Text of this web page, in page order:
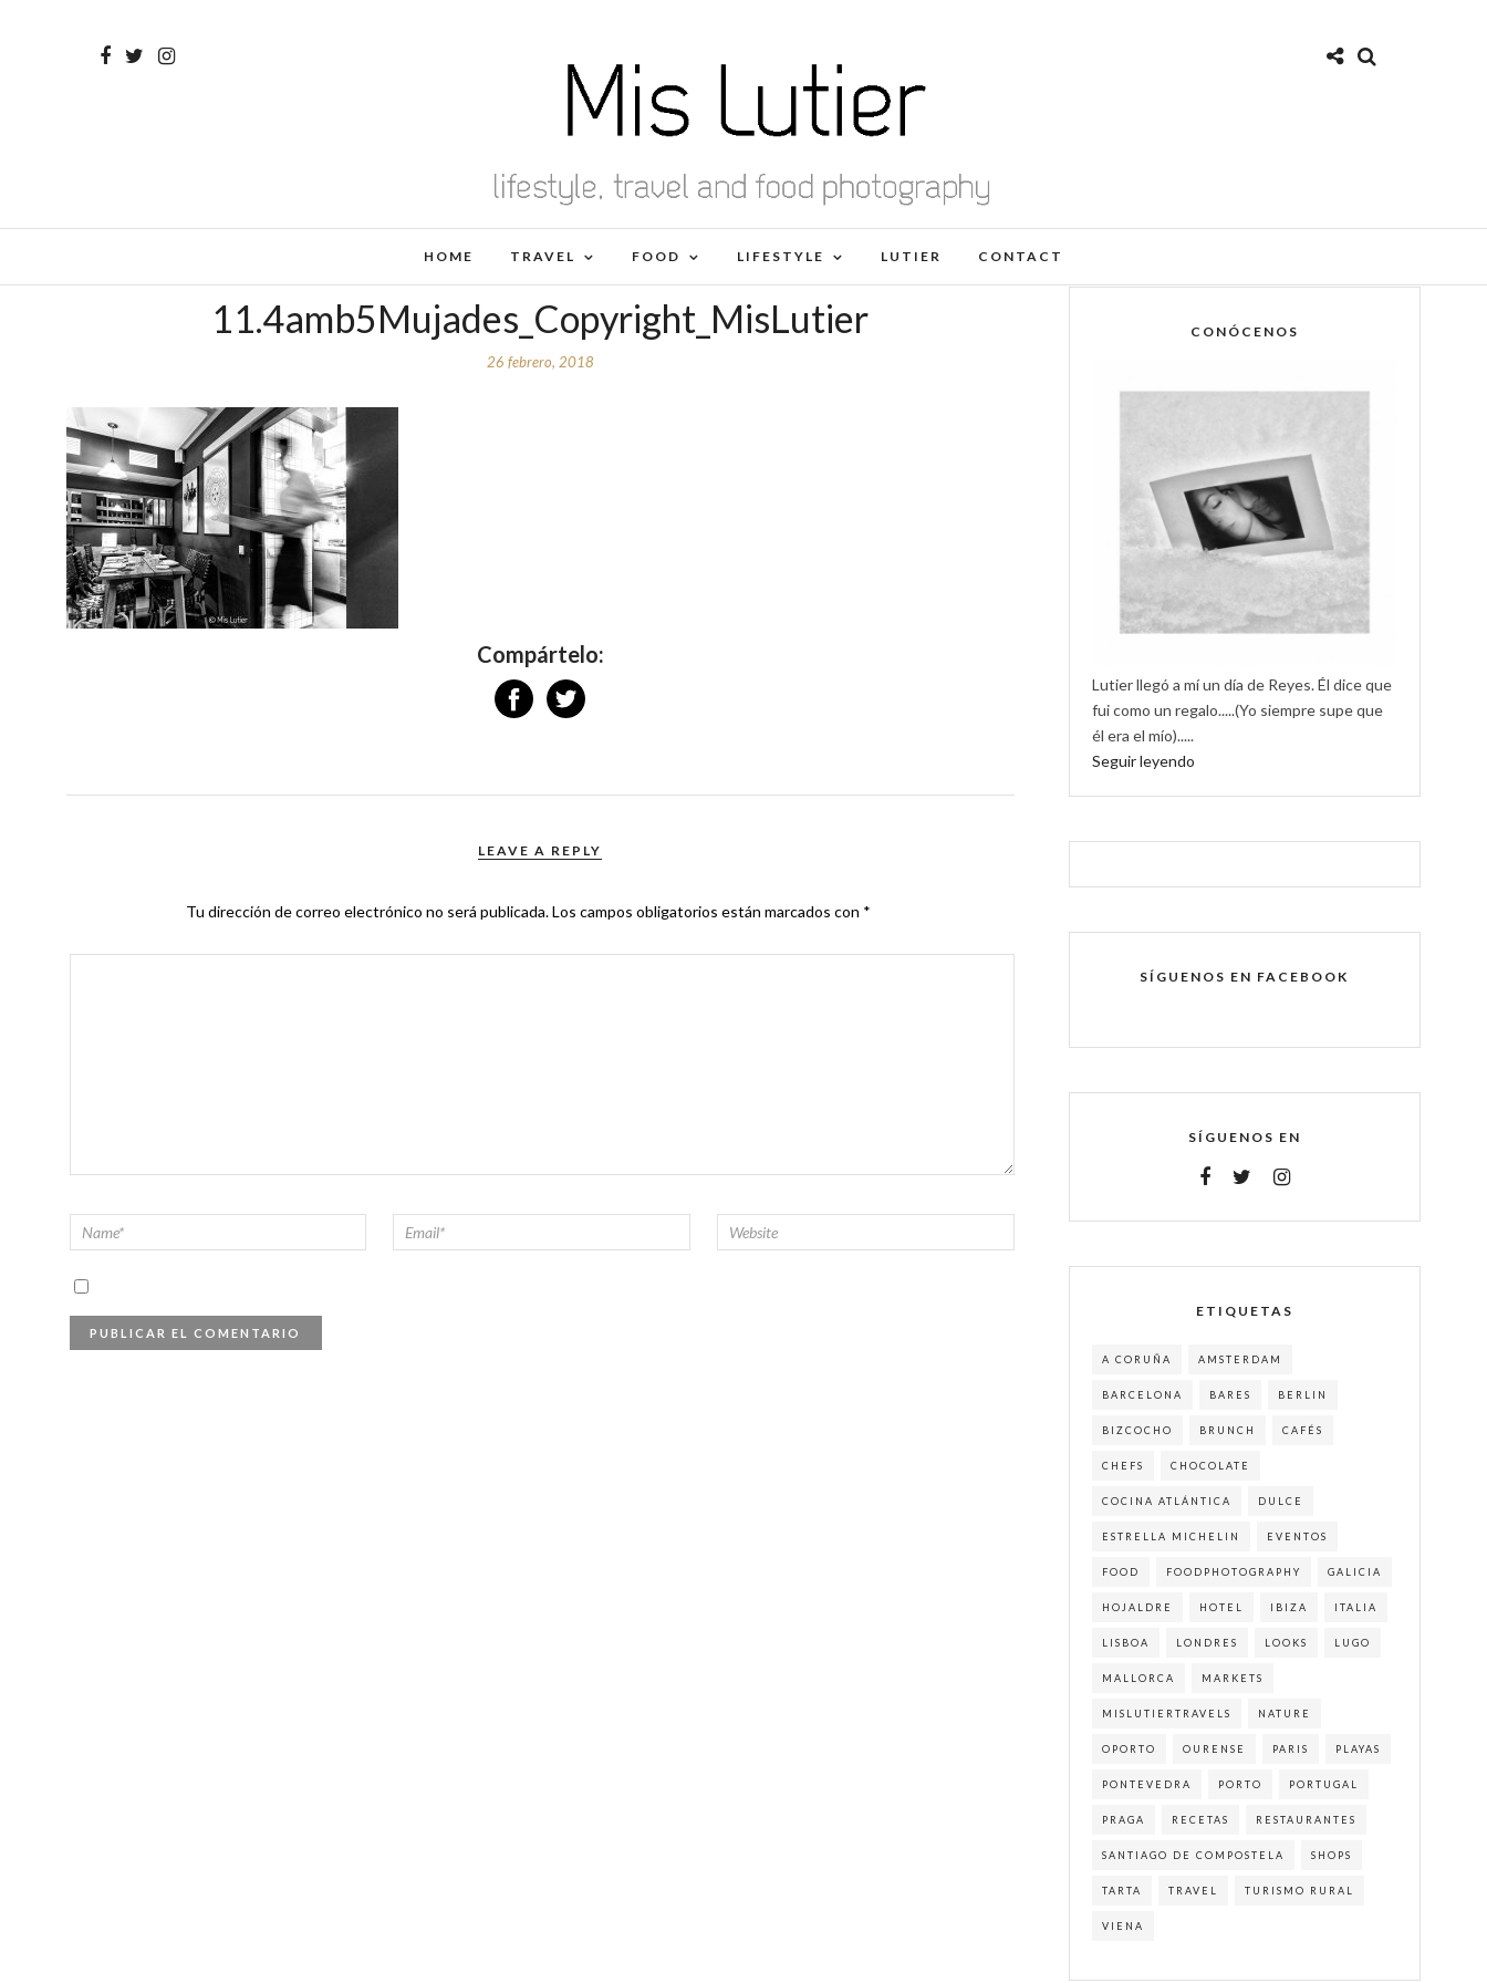
HOME TRAVEL FOOD LIFESTYLE LUTIER CONTACT
11.4amb5Mujades_Copyright_MisLutier
26 febrero, 2018
Compártelo:
LEAVE A REPLY
Tu dirección de correo electrónico no será publicada.Los campos obligatorios están marcados con *
CONÓCENOS
Lutier llegó a mí un día de Reyes. Él dice que
fui como un regalo.....(Yo siempre supe que
él era el mío).....
Seguir leyendo
SÍGUENOS EN FACEBOOK
SÍGUENOS EN
ETIQUETAS
A CORUÑA AMSTERDAM
BARCELONA BARES BERLIN
BIZCOCHO BRUNCH CAFÉS
CHEFS CHOCOLATE
COCINA ATLÁNTICA DULCE
ESTRELLA MICHELIN EVENTOS
FOOD FOODPHOTOGRAPHY GALICIA
HOJALDRE HOTEL IBIZA ITALIA
LISBOA LONDRES LOOKS LUGO
MALLORCA MARKETS
MISLUTIERTRAVELS NATURE
OPORTO OURENSE PARIS PLAYAS
PONTEVEDRA PORTO PORTUGAL
PRAGA RECETAS RESTAURANTES
SANTIAGO DE COMPOSTELA SHOPS
TARTA TRAVEL TURISMO RURAL
VIENA